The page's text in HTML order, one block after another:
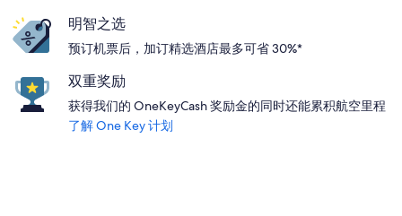
明智之选
预订机票后，加订精选酒店最多可省 30%*
双重奖励
获得我们的 OneKeyCash 奖励金的同时还能累积航空里程
了解 One Key 计划